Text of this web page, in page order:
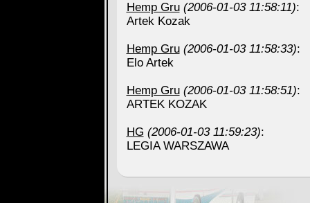
Hemp Gru (2006-01-03 11:58:11):
Artek Kozak
Hemp Gru (2006-01-03 11:58:33):
Elo Artek
Hemp Gru (2006-01-03 11:58:51):
ARTEK KOZAK
HG (2006-01-03 11:59:23):
LEGIA WARSZAWA